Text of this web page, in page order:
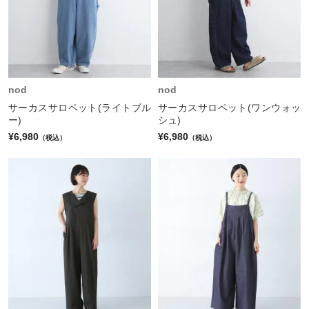
nod
サーカスサロペット(ライトブル
ー)
¥6,980 （税込）
nod
サーカスサロペット(ワンウォッ
シュ)
¥6,980 （税込）